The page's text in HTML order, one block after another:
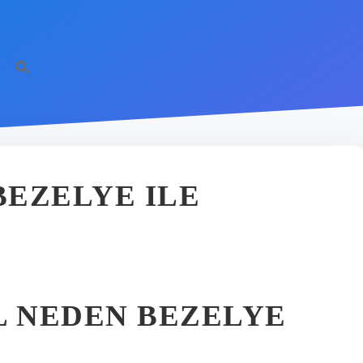
ILE
NEDEN BEZELYE